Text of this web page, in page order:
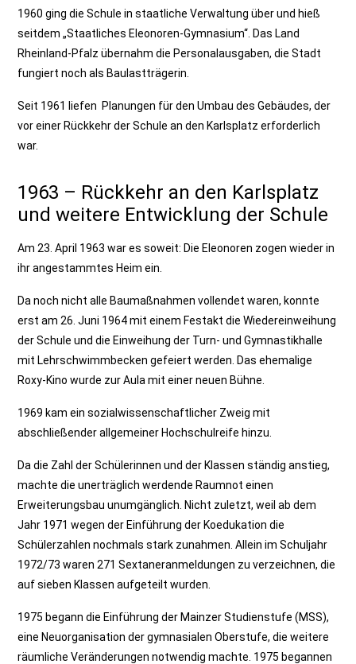
1960 ging die Schule in staatliche Verwaltung über und hieß
seitdem „Staatliches Eleonoren-Gymnasium“. Das Land
Rheinland-Pfalz übernahm die Personalausgaben, die Stadt
fungiert noch als Baulastträgerin.
Seit 1961 liefen Planungen für den Umbau des Gebäudes, der
vor einer Rückkehr der Schule an den Karlsplatz erforderlich
war.
1963 – Rückkehr an den Karlsplatz
und weitere Entwicklung der Schule
Am 23. April 1963 war es soweit: Die Eleonoren zogen wieder in
ihr angestammtes Heim ein.
Da noch nicht alle Baumaßnahmen vollendet waren, konnte
erst am 26. Juni 1964 mit einem Festakt die Wiedereinweihung
der Schule und die Einweihung der Turn- und Gymnastikhalle
mit Lehrschwimmbecken gefeiert werden. Das ehemalige
Roxy-Kino wurde zur Aula mit einer neuen Bühne.
1969 kam ein sozialwissenschaftlicher Zweig mit
abschließender allgemeiner Hochschulreife hinzu.
Da die Zahl der Schülerinnen und der Klassen ständig anstieg,
machte die unerträglich werdende Raumnot einen
Erweiterungsbau unumgänglich. Nicht zuletzt, weil ab dem
Jahr 1971 wegen der Einführung der Koedukation die
Schülerzahlen nochmals stark zunahmen. Allein im Schuljahr
1972/73 waren 271 Sextaneranmeldungen zu verzeichnen, die
auf sieben Klassen aufgeteilt wurden.
1975 begann die Einführung der Mainzer Studienstufe (MSS),
eine Neuorganisation der gymnasialen Oberstufe, die weitere
räumliche Veränderungen notwendig machte. 1975 begannen